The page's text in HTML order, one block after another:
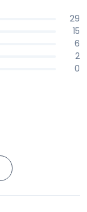
29
15
6
2
0